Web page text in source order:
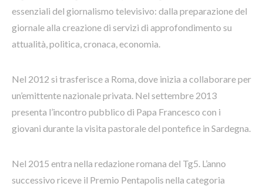
essenziali del giornalismo televisivo: dalla preparazione del
giornale alla creazione di servizi di approfondimento su
attualità, politica, cronaca, economia.
Nel 2012 si trasferisce a Roma, dove inizia a collaborare per
un’emittente nazionale privata. Nel settembre 2013
presenta l’incontro pubblico di Papa Francesco con i
giovani durante la visita pastorale del pontefice in Sardegna.
Nel 2015 entra nella redazione romana del Tg5. L’anno
successivo riceve il Premio Pentapolis nella categoria